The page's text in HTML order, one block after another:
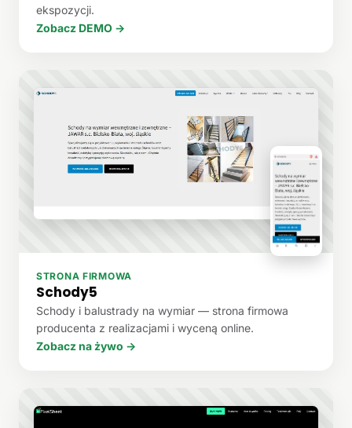
ekspozycji.
Zobacz DEMO →
STRONA FIRMOWA
Schody5
Schody i balustrady na wymiar — strona firmowa
producenta z realizacjami i wyceną online.
Zobacz na żywo →